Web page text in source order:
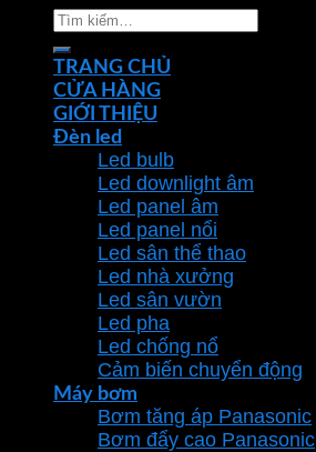
Tìm
TRANG CHỦ
CỬA HÀNG
GIỚI THIỆU
Đèn led
Led bulb
Led downlight âm
Led panel âm
Led panel nổi
Led sân thể thao
Led nhà xưởng
Led sân vườn
Led pha
Led chống nổ
Cảm biến chuyển động
Máy bơm
Bơm tăng áp Panasonic
Bơm đẩy cao Panasonic